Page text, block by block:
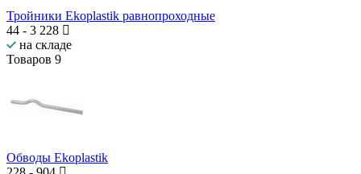
Тройники Ekoplastik равнопроходные
44 - 3 228
на складе
Товаров 9
Обводы Ekoplastik